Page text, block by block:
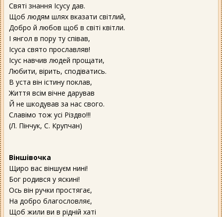
Святі знання Ісусу дав.
Щоб людям шлях вказати світлий,
Добро й любов щоб в світі квітли.
І янгол в пору ту співав,
Ісуса свято прославляв!
Ісус навчив людей прощати,
Любити, вірить, сподіватись.
В уста він істину поклав,
Життя всім вічне дарував
Й не шкодував за нас свого.
Славімо тож усі Різдво!!!
(Л. Пінчук, С. Крупчан)
Віншівочка
Щиро вас віншуєм нині!
Бог родився у яскині!
Ось він ручки простягає,
На добро благословляє,
Щоб жили ви в рідній хаті